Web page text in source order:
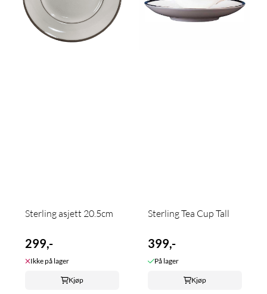
Sterling asjett 20.5cm
299,-
Ikke på lager
Kjøp
Sterling Tea Cup Tall
399,-
På lager
Kjøp